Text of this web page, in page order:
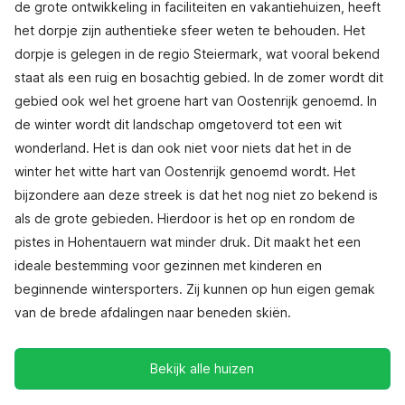
de grote ontwikkeling in faciliteiten en vakantiehuizen, heeft
het dorpje zijn authentieke sfeer weten te behouden. Het
dorpje is gelegen in de regio Steiermark, wat vooral bekend
staat als een ruig en bosachtig gebied. In de zomer wordt dit
gebied ook wel het groene hart van Oostenrijk genoemd. In
de winter wordt dit landschap omgetoverd tot een wit
wonderland. Het is dan ook niet voor niets dat het in de
winter het witte hart van Oostenrijk genoemd wordt. Het
bijzondere aan deze streek is dat het nog niet zo bekend is
als de grote gebieden. Hierdoor is het op en rondom de
pistes in Hohentauern wat minder druk. Dit maakt het een
ideale bestemming voor gezinnen met kinderen en
beginnende wintersporters. Zij kunnen op hun eigen gemak
van de brede afdalingen naar beneden skiën.
Bekijk alle huizen